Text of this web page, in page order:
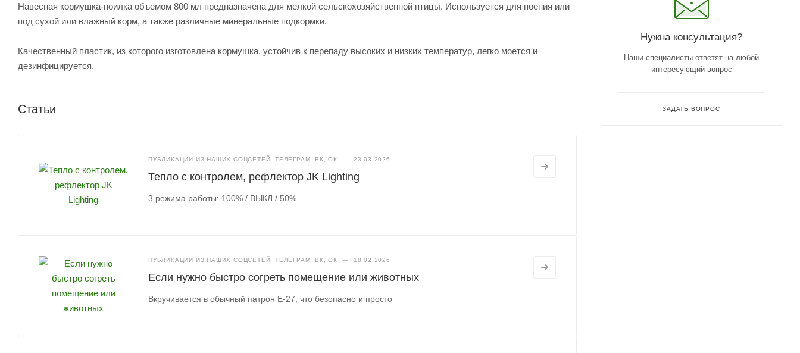
Навесная кормушка-поилка объемом 800 мл предназначена для мелкой сельскохозяйственной птицы. Используется для поения или
под сухой или влажный корм, а также различные минеральные подкормки.
Качественный пластик, из которого изготовлена кормушка, устойчив к перепаду высоких и низких температур, легко моется и
дезинфицируется.
Статьи
ПУБЛИКАЦИИ ИЗ НАШИХ СОЦСЕТЕЙ: ТЕЛЕГРАМ, ВК, ОК — 23.03.2026
Тепло с контролем, рефлектор JK Lighting
3 режима работы: 100% / ВЫКЛ / 50%
ПУБЛИКАЦИИ ИЗ НАШИХ СОЦСЕТЕЙ: ТЕЛЕГРАМ, ВК, ОК — 18.02.2026
Если нужно быстро согреть помещение или животных
Вкручивается в обычный патрон Е-27, что безопасно и просто
Нужна консультация?
Наши специалисты ответят на любой
интересующий вопрос
ЗАДАТЬ ВОПРОС